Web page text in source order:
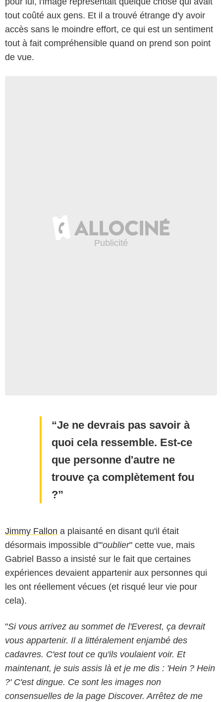
tout coûté aux gens. Et il a trouvé étrange d'y avoir
accès sans le moindre effort, ce qui est un sentiment
tout à fait compréhensible quand on prend son point
de vue.
Je ne devrais pas savoir à
quoi cela ressemble. Est-ce
que personne d'autre ne
trouve ça complètement fou
?
Jimmy Fallon a plaisanté en disant qu'il était
désormais impossible d'"oublier" cette vue, mais
Gabriel Basso a insisté sur le fait que certaines
expériences devaient appartenir aux personnes qui
les ont réellement vécues (et risqué leur vie pour
cela).
"Si vous arrivez au sommet de l'Everest, ça devrait
vous appartenir. Il a littéralement enjambé des
cadavres. C'est tout ce qu'ils voulaient voir. Et
maintenant, je suis assis là et je me dis : 'Hein ? Hein
?' C'est dingue. Ce sont les images non
consensuelles de la page Discover. Arrêtez de me